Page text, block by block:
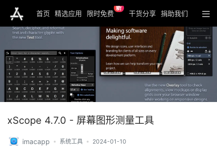
首页 精选应用 限时免费
新
干货分享 捐助我们
xScope 4.7.0 - 屏幕图形测量工具
imacapp 系统工具 2024-01-10